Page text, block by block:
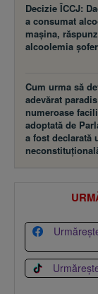
Decizie ÎCCJ:
a consumat
maşina,
alcoolemia
Cum urma să
adevărat
numeroase
adoptată de
a fost declarată